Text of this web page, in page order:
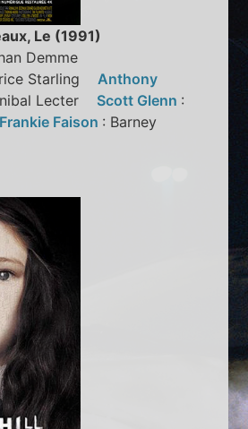
Le (1991)
Demme
Starling Anthony
Lecter Scott Glenn :
Frankie Faison : Barney